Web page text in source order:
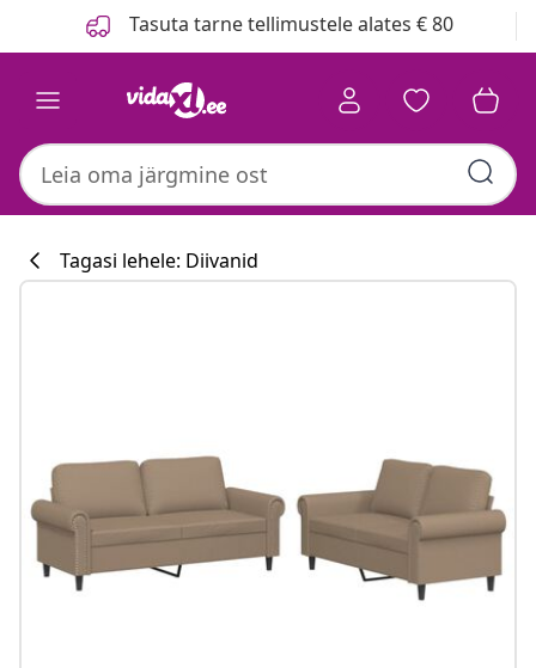
Tasuta tarne tellimustele alates € 80
#sharemevidaxl
Tagasi lehele: Diivanid